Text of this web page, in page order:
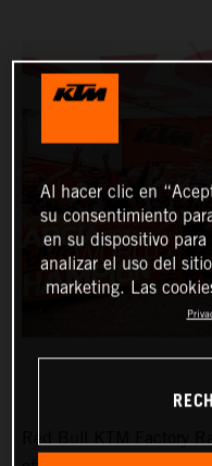
Red Bull KTM Factory
Al hacer clic en
su consentimiento
en su dispositivo
analizar el uso del
marketing. Las